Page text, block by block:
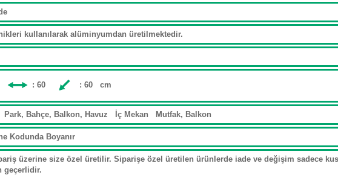
kullanılarak alüminyumdan üretilmektedir.
: 60 : 60 cm
Park, Bahçe, Balkon, Havuz İç Mekan Mutfak, Balkon
Kodunda Boyanır
üzerine size özel üretilir. Siparişe özel üretilen ürünlerde iade ve değişim sadece
geçerlidir.